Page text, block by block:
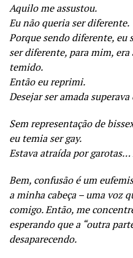
Aquilo me assustou.
Eu não queria ser diferente.
Porque sendo diferente, eu
ser diferente, para mim,
temido.
Então eu reprimi.
Desejar ser amada
Sem representação de
eu temia ser gay.
Estava atraída por
Bem, confusão é um
a minha cabeça – uma voz
comigo. Então, me
esperando que a “outra
desaparecendo.